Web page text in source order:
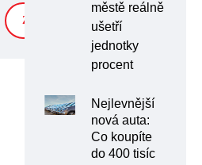
ZOBRAZIT
městě reálně
ušetří
jednotky
procent
Nejlevnější
nová auta:
Co koupíte
do 400 tisíc